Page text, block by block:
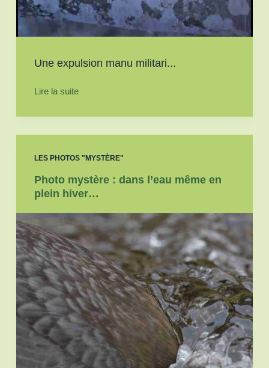
Une expulsion manu militari...
Lire la suite
LES PHOTOS "MYSTÈRE"
Photo mystère : dans l’eau même en
plein hiver…